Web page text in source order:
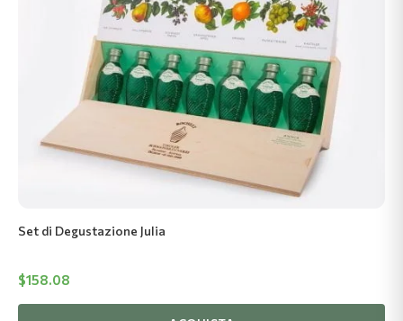
Set di Degustazione Julia
$158.08